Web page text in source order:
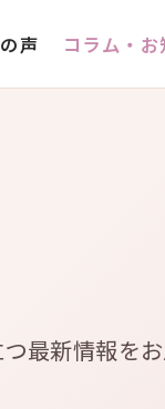
声 コラム・お
最新情報をお